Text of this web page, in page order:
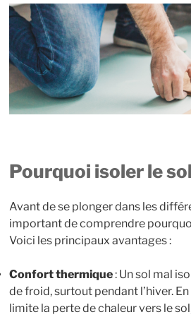
Pourquoi isoler le
Avant de se plonger dans les
important de comprendre
Voici les principaux avantages :
Confort thermique: Un sol mal
de froid, surtout pendant l’hiver.
limite la perte de chaleur vers le